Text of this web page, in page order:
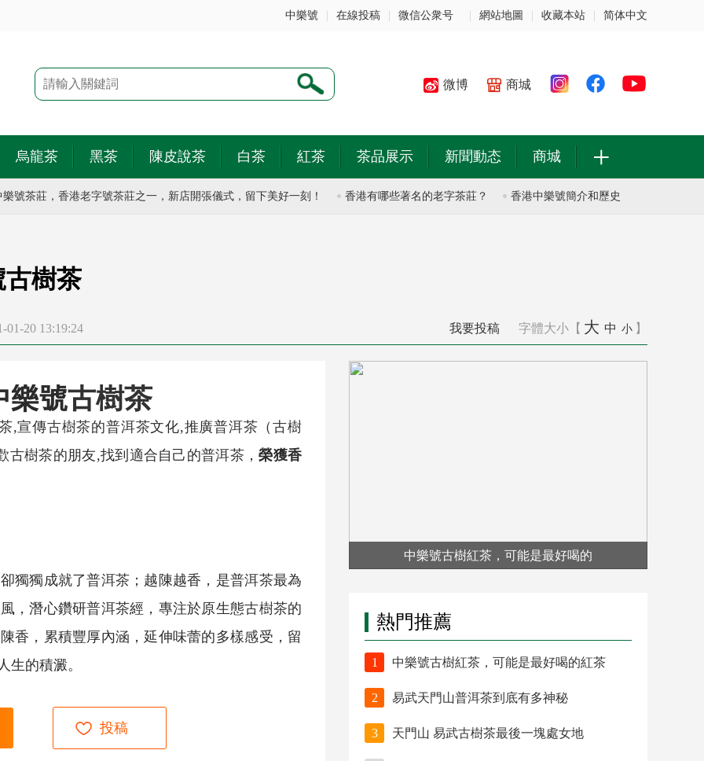
中樂號 在線投稿 微信公衆号 網站地圖 收藏本站 简体中文
微博 商城
烏龍茶 黑茶 陳皮說茶 白茶 紅茶 茶品展示 新聞動态 商城 +
茶莊，香港老字號茶莊之一，新店開張儀式，留下美好一刻！ 香港有哪些著名的老字茶莊？ 香港中樂號簡介和歷史
樹茶
01-20 13:19:24 我要投稿 字體大小【 大 中 小 】
樂號古樹茶
,宣傳古樹茶的普洱茶文化,推廣普洱茶 （古樹
古樹茶的朋友,找到適合自己的普洱茶 ，榮獲香
獨獨成就了普洱茶 ；越陳越香，是普洱茶最為
，潛心鑽研普洱茶經，專注於原生態古樹茶的
香，累積豐厚內涵，延伸味蕾的多樣感受，留
生的積澱。
投稿
中樂號古樹紅茶，可能是最好喝的
熱門推薦
1 中樂號古樹紅茶，可能是最好喝的紅茶
2 易武天門山普洱茶到底有多神秘
3 天門山 易武古樹茶最後一塊處女地